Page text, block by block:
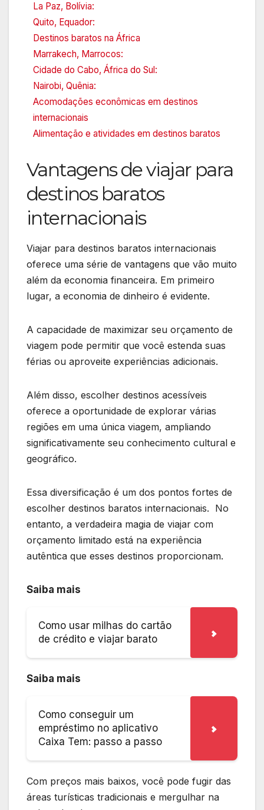
La Paz, Bolívia:
Quito, Equador:
Destinos baratos na África
Marrakech, Marrocos:
Cidade do Cabo, África do Sul:
Nairobi, Quênia:
Acomodações econômicas em destinos
internacionais
Alimentação e atividades em destinos baratos
Vantagens de viajar para
destinos baratos
internacionais
Viajar para destinos baratos internacionais
oferece uma série de vantagens que vão muito
além da economia financeira. Em primeiro
lugar, a economia de dinheiro é evidente.
A capacidade de maximizar seu orçamento de
viagem pode permitir que você estenda suas
férias ou aproveite experiências adicionais.
Além disso, escolher destinos acessíveis
oferece a oportunidade de explorar várias
regiões em uma única viagem, ampliando
significativamente seu conhecimento cultural e
geográfico.
Essa diversificação é um dos pontos fortes de
escolher destinos baratos internacionais. No
entanto, a verdadeira magia de viajar com
orçamento limitado está na experiência
autêntica que esses destinos proporcionam.
Saiba mais
Como usar milhas do cartão
de crédito e viajar barato
Saiba mais
Como conseguir um
empréstimo no aplicativo
Caixa Tem: passo a passo
Com preços mais baixos, você pode fugir das
áreas turísticas tradicionais e mergulhar na